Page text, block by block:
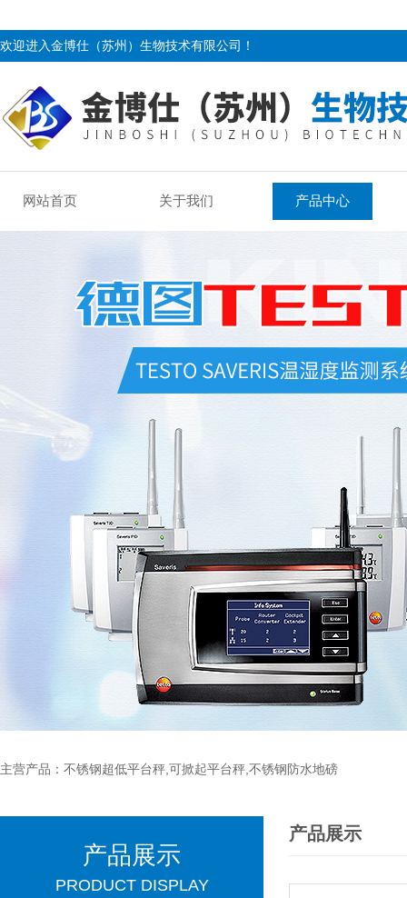
欢迎进入金博仕（苏州）生物技术有限公司！
网站首页 关于我们 产品中心
主营产品：不锈钢超低平台秤,可掀起平台秤,不锈钢防水地磅
产品展示
PRODUCT DISPLAY
产品展示